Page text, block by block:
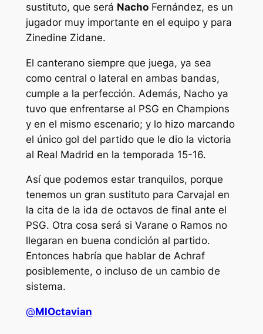
sustituto, que será NachoFernández, es un
jugador muy importante en el equipo y para
Zinedine Zidane.
El canterano siempre que juega, ya sea
como central o lateral en ambas bandas,
cumple a la perfección. Además, Nacho ya
tuvo que enfrentarse al PSG en Champions
y en el mismo escenario; y lo hizo marcando
el único gol del partido que le dio la victoria
al Real Madrid en la temporada 15-16.
Así que podemos estar tranquilos, porque
tenemos un gran sustituto para Carvajal en
la cita de la ida de octavos de final ante el
PSG. Otra cosa será si Varane o Ramos no
llegaran en buena condición al partido.
Entonces habría que hablar de Achraf
posiblemente, o incluso de un cambio de
sistema.
@MlOctavian